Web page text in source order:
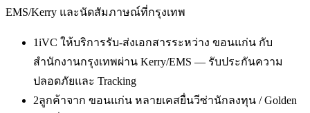
EMS/Kerry และนัดสัมภาษณ์ที่กรุงเทพ
1iVC ให้บริการรับ-ส่งเอกสารระหว่าง ขอนแก่น กับ
สำนักงานกรุงเทพผ่าน Kerry/EMS — รับประกันความ
ปลอดภัยและ Tracking
2ลูกค้าจาก ขอนแก่น หลายเคสยื่นวีซ่านักลงทุน / Golden